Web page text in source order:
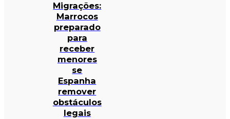
Migrações:
Marrocos
preparado
para
receber
menores
se
Espanha
remover
obstáculos
legais